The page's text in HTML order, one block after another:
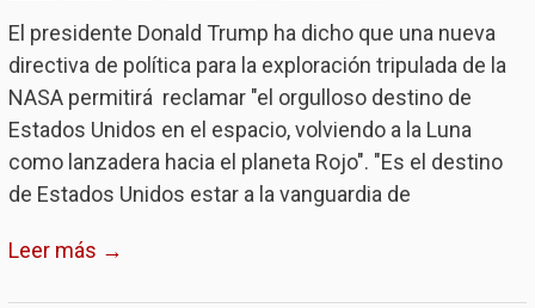
El presidente Donald Trump ha dicho que una nueva
directiva de política para la exploración tripulada de la
NASA permitirá reclamar "el orgulloso destino de
Estados Unidos en el espacio, volviendo a la Luna
como lanzadera hacia el planeta Rojo". "Es el destino
de Estados Unidos estar a la vanguardia de
Leer más →